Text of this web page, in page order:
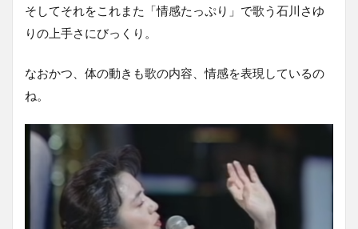
そしてそれをこれまた「情感たっぷり」で歌う石川さゆ
りの上手さにびっくり。
なおかつ、体の動きも歌の内容、情感を表現しているの
ね。